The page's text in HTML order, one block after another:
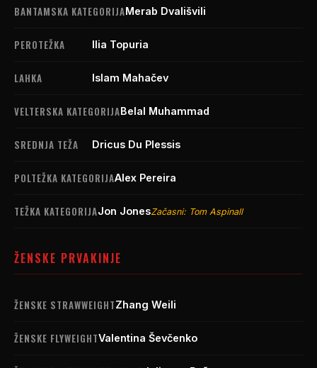
BANTAMSKA KATEGORIJAMerab Dvališvili
PEROTEŽKA Ilia Topuria
LAHKA Islam Mahačev
VELTERSKA KATEGORIJABelal Muhammad
SREDNJA TEŽA Dricus Du Plessis
POLTEŽKA KATEGORIJAAlex Pereira
TEŽKA KATEGORIJAJon JonesZačasni: Tom Aspinall
ŽENSKE PRVAKINJE
ŽENSKE STRAWWEIGHTZhang Weili
ŽENSKE FLYWEIGHTValentina Ševčenko